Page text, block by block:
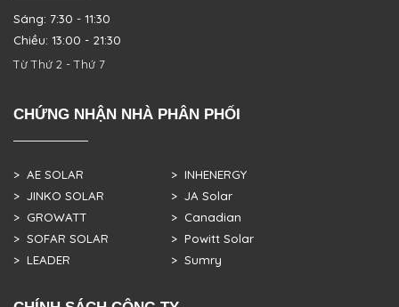
Sáng: 7:30 - 11:30
Chiều: 13:00 - 21:30
Từ Thứ 2 - Thứ 7
CHỨNG NHẬN NHÀ PHÂN PHỐI
> AE SOLAR
> JINKO SOLAR
> GROWATT
> SOFAR SOLAR
> LEADER
> INHENERGY
> JA Solar
> Canadian
> Powitt Solar
> Sumry